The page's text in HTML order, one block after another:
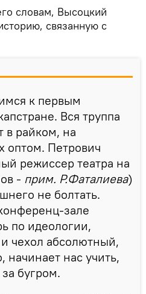
словам, Высоцкий
связанную с
к первым
Вся труппа
в райком, на
оптом. Петрович
режиссер театра на
- прим. Р.Фаталиева)
не болтать.
зале
по идеологии,
чехол абсолютный,
начинает нас учить,
бугром.